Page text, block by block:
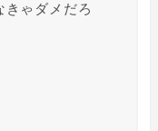
きゃダメだろ